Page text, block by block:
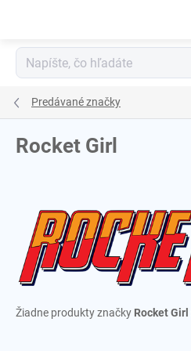
Predávané značky
Rocket Girl
Žiadne produkty značky Rocket Girl